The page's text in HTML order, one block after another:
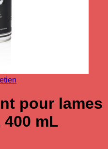
pour lames
mL